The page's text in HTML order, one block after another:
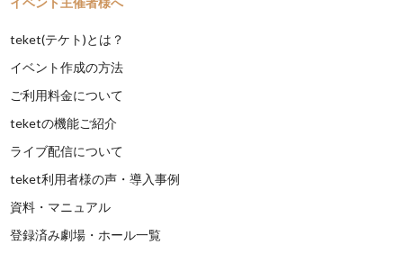
teket(テケト)とは？
イベント作成の方法
ご利用料金について
teketの機能ご紹介
ライブ配信について
teket利用者様の声・導入事例
資料・マニュアル
登録済み劇場・ホール一覧